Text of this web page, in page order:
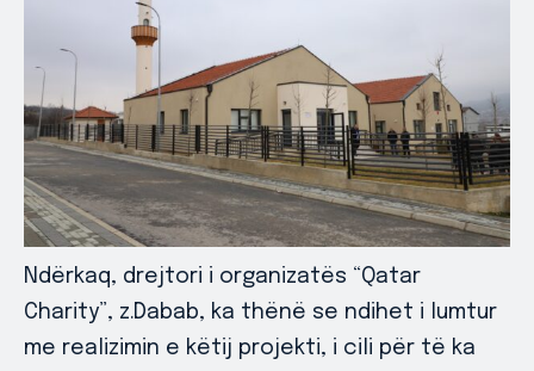
Ndërkaq, drejtori i organizatës “Qatar
Charity”, z.Dabab, ka thënë se ndihet i lumtur
me realizimin e këtij projekti, i cili për të ka